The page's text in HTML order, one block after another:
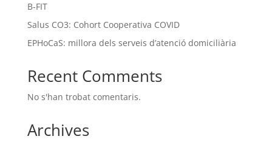
B-FIT
Salus CO3: Cohort Cooperativa COVID
EPHoCaS: millora dels serveis d’atenció domiciliària
Recent Comments
No s'han trobat comentaris.
Archives